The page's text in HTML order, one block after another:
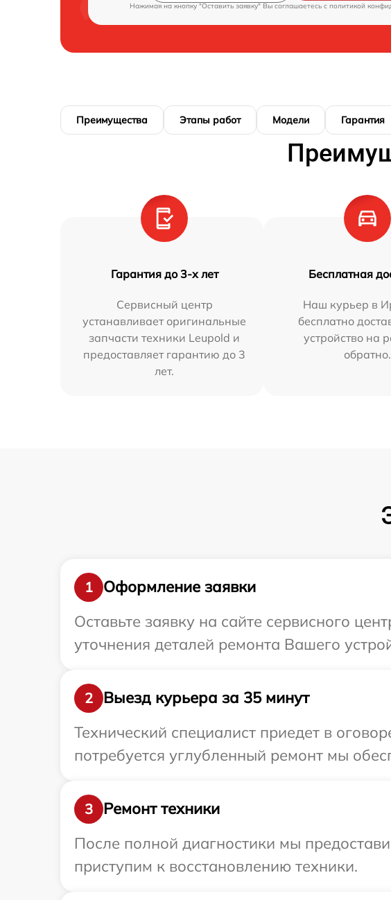
Нажимая на кнопку "Оставить заявку" Вы соглашаетесь c политикой
Преимущества Этапы работ Модели Гарантия
Гарантия до 3-х лет
Сервисный центр
устанавливает оригинальные
запчасти техники Leupold и
предоставляет гарантию до 3
лет.
Бесплатная
Наш курьер в
бесплатно
устройство на
обратно.
1
Оформление заявки
Оставьте заявку на сайте сервисного
уточнения деталей ремонта Вашего
2
Выезд курьера за 35 минут
Технический специалист приедет в
потребуется углубленный ремонт мы
3
Ремонт техники
После полной диагностики мы
приступим к восстановлению техники.